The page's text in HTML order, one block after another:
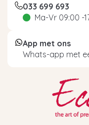
033 699 693
Ma-Vr 09:00 -
App met ons
Whats-app met